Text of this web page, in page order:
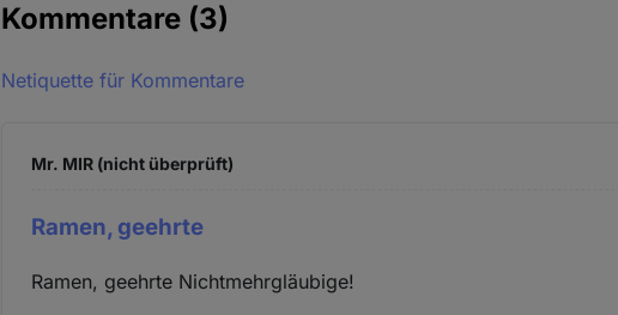
Kommentare (3)
Netiquette für Kommentare
Mr. MIR (nicht überprüft)
Ramen, geehrte
Ramen, geehrte Nichtmehrgläubige!